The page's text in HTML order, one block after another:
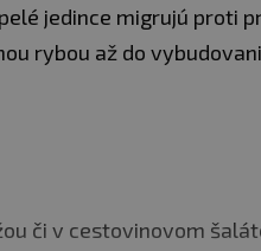
jedince migrujú proti
rybou až do
či v cestovinovom